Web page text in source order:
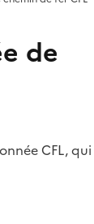
de
CFL, qui